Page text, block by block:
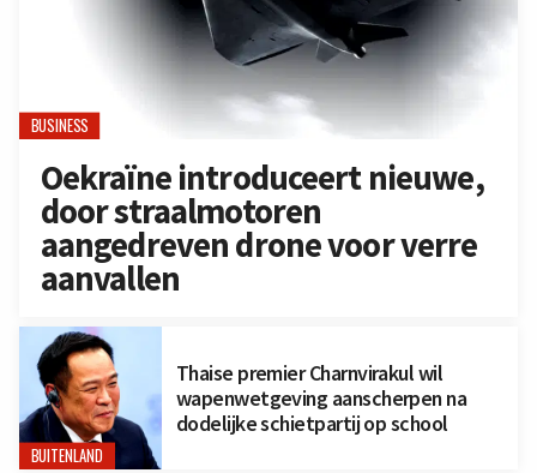
BUSINESS
Oekraïne introduceert nieuwe,
door straalmotoren
aangedreven drone voor verre
aanvallen
BUITENLAND
Thaise premier Charnvirakul wil
wapenwetgeving aanscherpen na
dodelijke schietpartij op school